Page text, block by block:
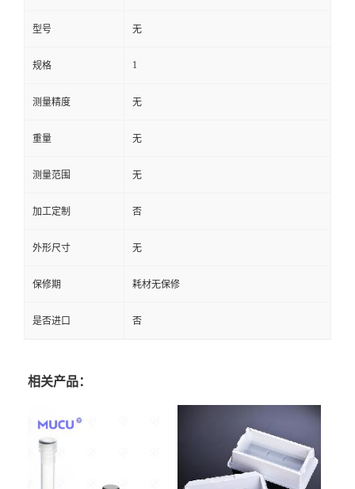
型号 无
规格 1
测量精度 无
重量 无
测量范围 无
加工定制 否
外形尺寸 无
保修期 耗材无保修
是否进口 否
相关产品：